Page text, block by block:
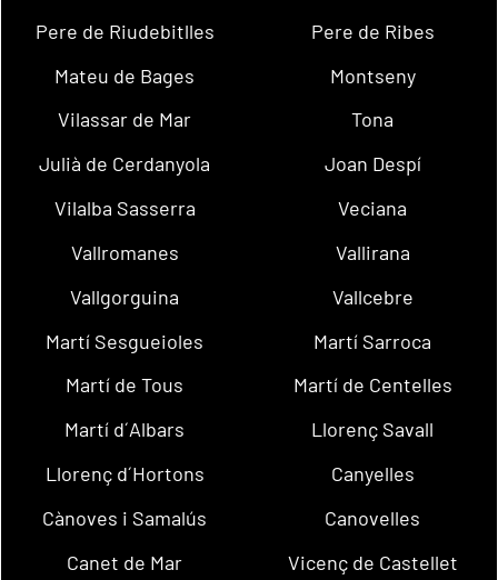
Pere de Riudebitlles
Pere de Ribes
Mateu de Bages
Montseny
Vilassar de Mar
Tona
Julià de Cerdanyola
Joan Despí
Vilalba Sasserra
Veciana
Vallromanes
Vallirana
Vallgorguina
Vallcebre
Martí Sesgueioles
Martí Sarroca
Martí de Tous
Martí de Centelles
Martí d´Albars
Llorenç Savall
Llorenç d´Hortons
Canyelles
Cànoves i Samalús
Canovelles
Canet de Mar
Vicenç de Castellet